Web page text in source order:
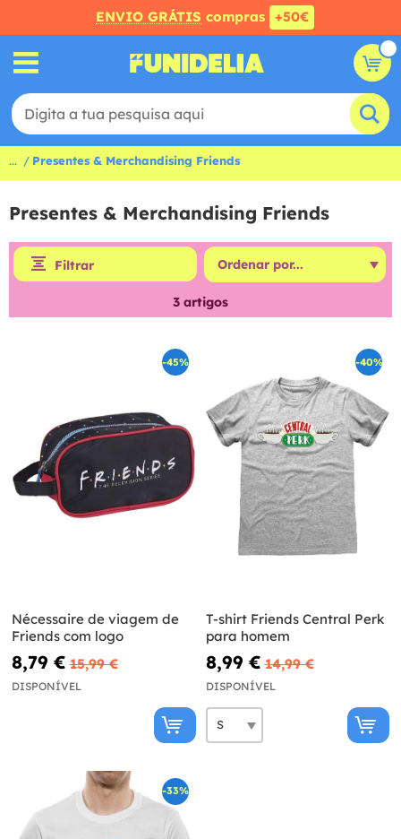
ENVIO GRÁTIS compras +50€
... Presentes & Merchandising Friends
Presentes & Merchandising Friends
Filtrar
3 artigos
-45%
Nécessaire de viagem de
Friends com logo
8,79 € 15,99 €
DISPONÍVEL
-40%
T-shirt Friends Central Perk
para homem
8,99 € 14,99 €
DISPONÍVEL
-33%